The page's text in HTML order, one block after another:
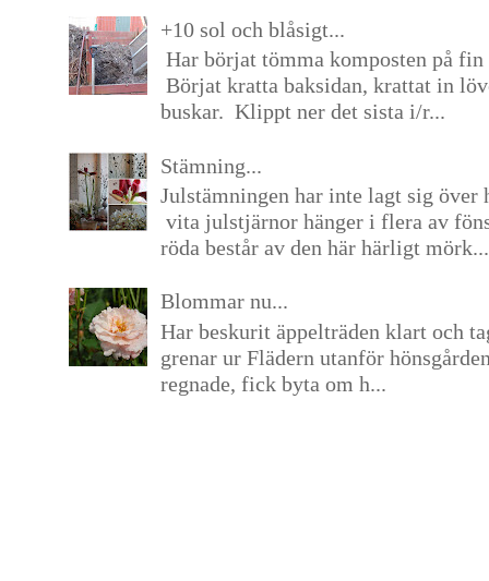
+10 sol och blåsigt...
Har börjat tömma komposten på
Börjat kratta baksidan, krattat in
buskar. Klippt ner det sista i/r...
Stämning...
Julstämningen har inte lagt sig över
vita julstjärnor hänger i flera av
röda består av den här härligt mörk...
Blommar nu...
Har beskurit äppelträden klart och
grenar ur Flädern utanför
regnade, fick byta om h...